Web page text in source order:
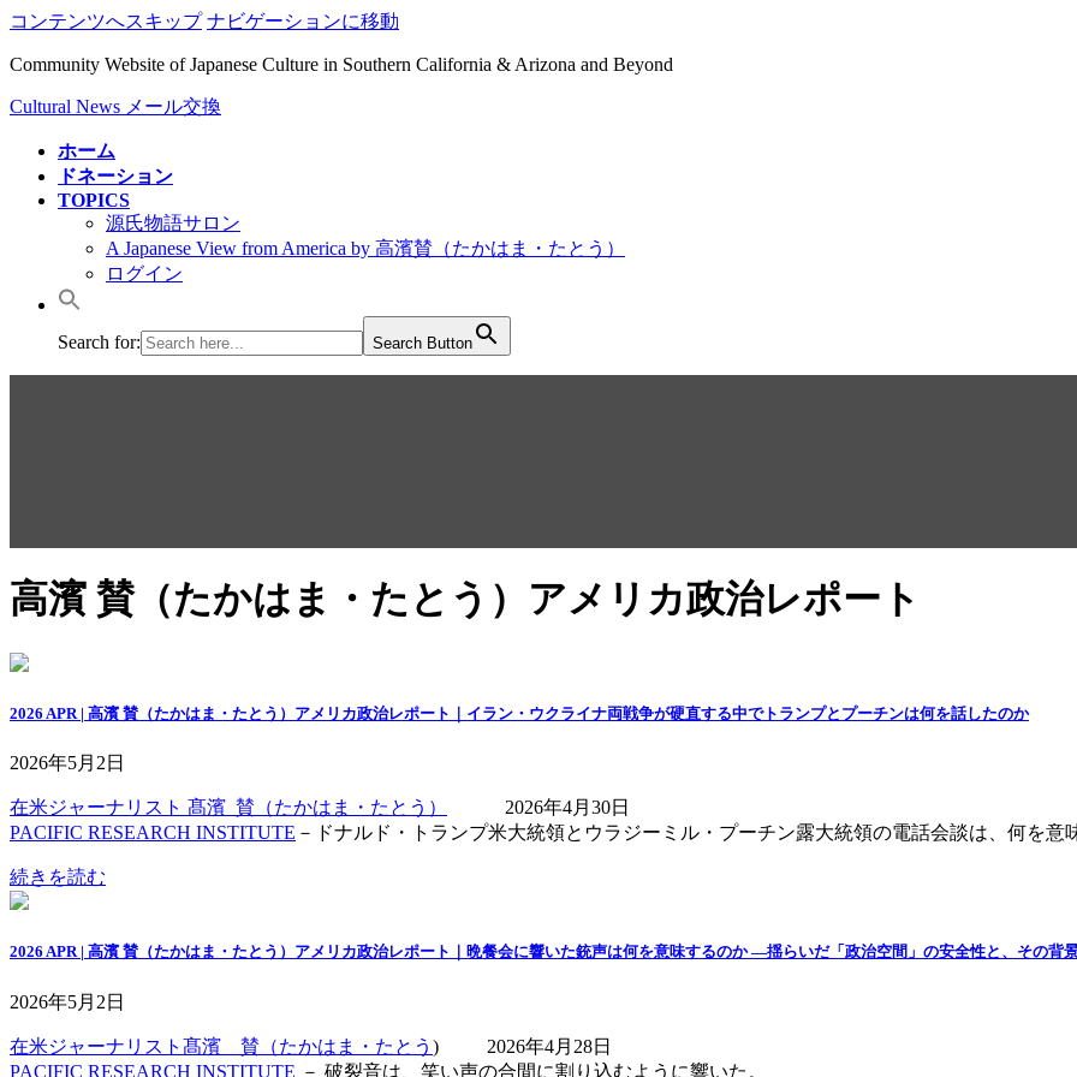
コンテンツへスキップ ナビゲーションに移動
Community Website of Japanese Culture in Southern California & Arizona and Beyond
Cultural News メール交換
ホーム
ドネーション
TOPICS
源氏物語サロン
A Japanese View from America by 高濱賛（たかはま・たとう）
ログイン
Search for: Search Button
高濱 賛（たかはま・たとう）アメリカ政治レポート
2026 APR | 高濱 賛（たかはま・たとう）アメリカ政治レポート｜イラン・ウクライナ両戦争が硬直する中でトランプとプーチンは何を話したのか
2026年5月2日
在米ジャーナリスト 髙濱 賛（たかはま・たとう）
2026年4月30日
PACIFIC RESEARCH INSTITUTE －ドナルド・トランプ米大統領とウラジーミル・プーチン露大統領の電話会談は、何を意
続きを読む
2026 APR | 高濱 賛（たかはま・たとう）アメリカ政治レポート｜晩餐会に響いた銃声は何を意味するのか ―揺らいだ「政治空間」の安全性と、その背
2026年5月2日
在米ジャーナリスト髙濱 賛（たかはま・たとう ) 2026年4月28日
PACIFIC RESEARCH INSTITUTE － 破裂音は、笑い声の合間に割り込むように響いた。